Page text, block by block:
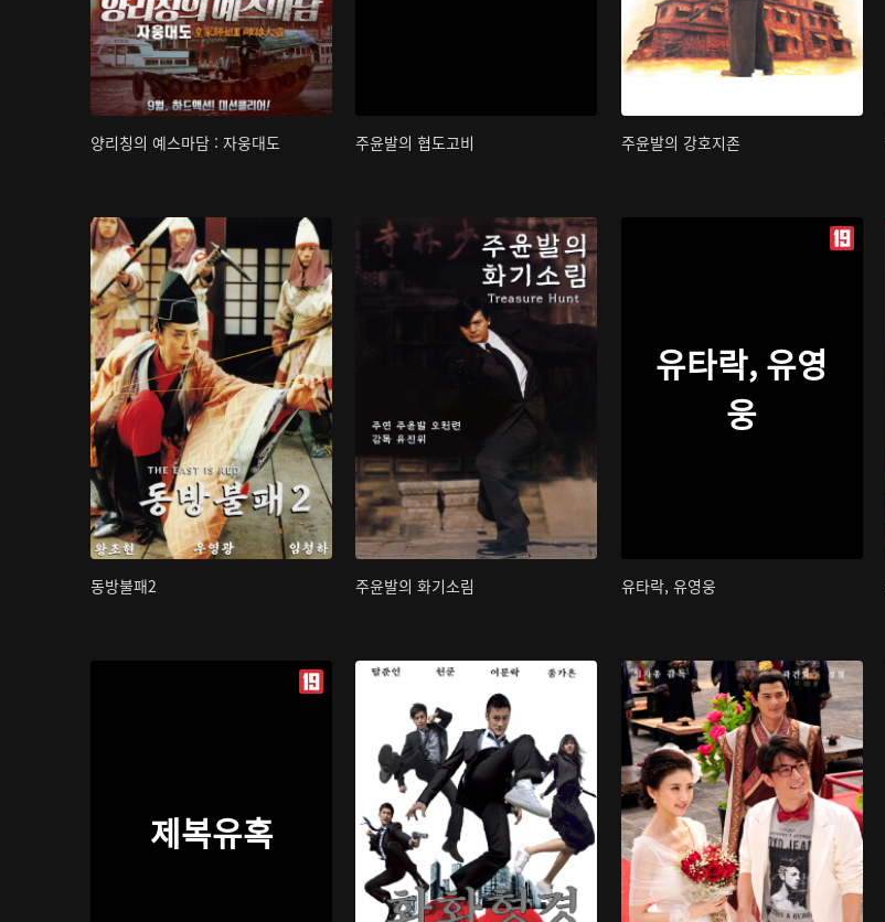
양리칭의 예스마담 : 자웅대도 주윤발의 협도고비 주윤발의 강호지존
동방불패2 주윤발의 화기소림
유타락, 유영
웅
유타락, 유영웅
제복유혹